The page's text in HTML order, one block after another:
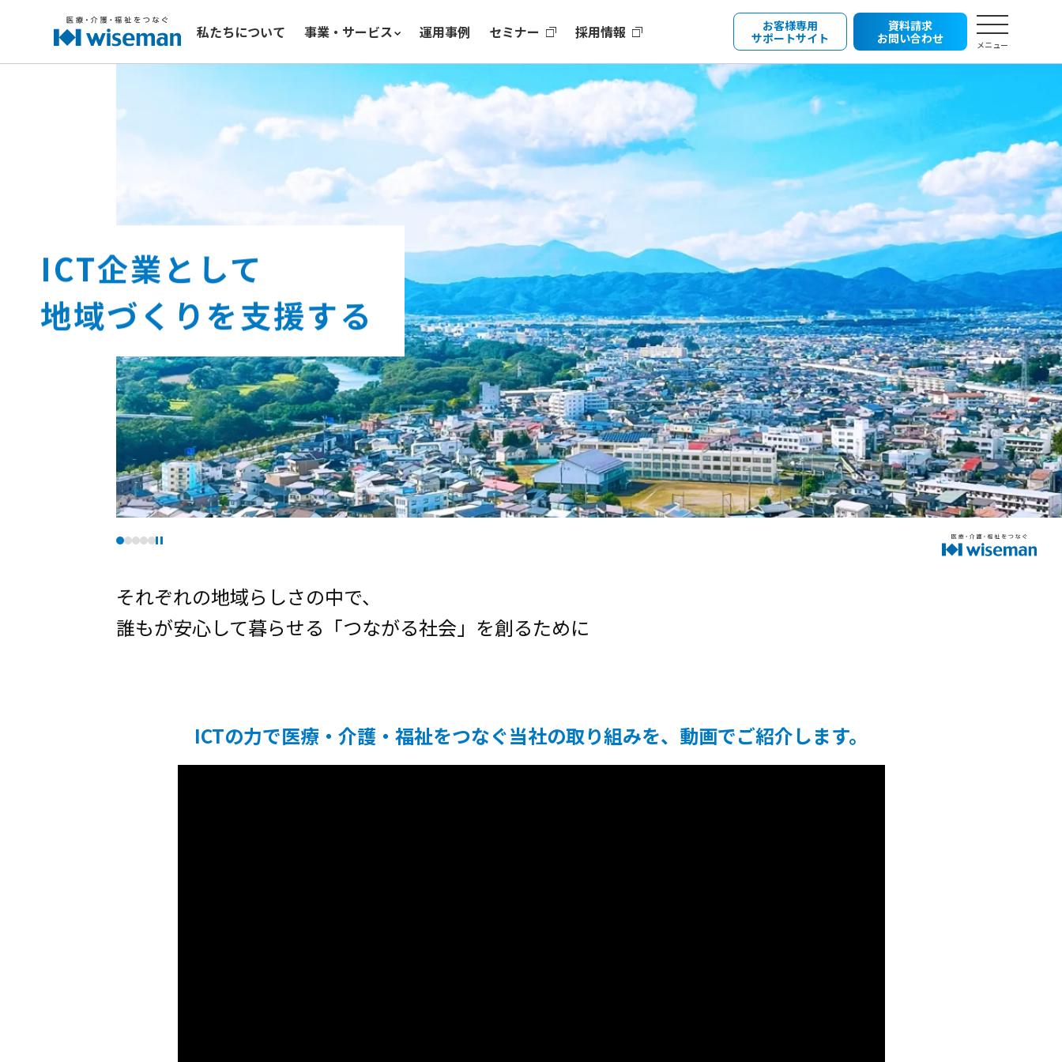
私たちについて 事業・サービス 運用事例 セミナー 採用情報
お客様専用
サポートサイト
資料請求
お問い合わせ
メニュー
ICT企業として
地域づくりを支援する
超高齢社会の課題に
挑戦するために
高齢者と家族の
QOLを支えるために
医療・介護・福祉の
プロフェッショナルをつなぐ
それぞれの地域らしさの中で、
誰もが安心して暮らせる 「つながる社会」を創るために
ICTの力で医療・介護・福祉をつなぐ当社の取り組みを、動画でご紹介します。